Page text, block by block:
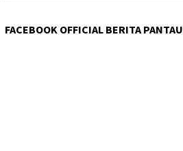
FACEBOOK OFFICIAL BERITA PANTAU